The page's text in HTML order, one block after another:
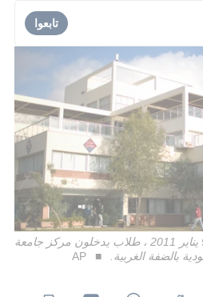
تابعوا
ملف - في صورة ملف بتاريخ 9 يناير 2011 ، طلاب يدخلون مركز جامعة
بالضفة الغربية.
AP